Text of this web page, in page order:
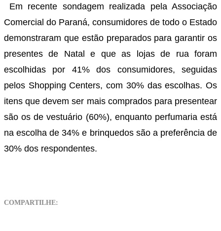
Em recente sondagem realizada pela Associação
Comercial do Paraná, consumidores de todo o Estado
demonstraram que estão preparados para garantir os
presentes de Natal e que as lojas de rua foram
escolhidas por 41% dos consumidores, seguidas
pelos Shopping Centers, com 30% das escolhas. Os
itens que devem ser mais comprados para presentear
são os de vestuário (60%), enquanto perfumaria está
na escolha de 34% e brinquedos são a preferência de
30% dos respondentes.
COMPARTILHE: